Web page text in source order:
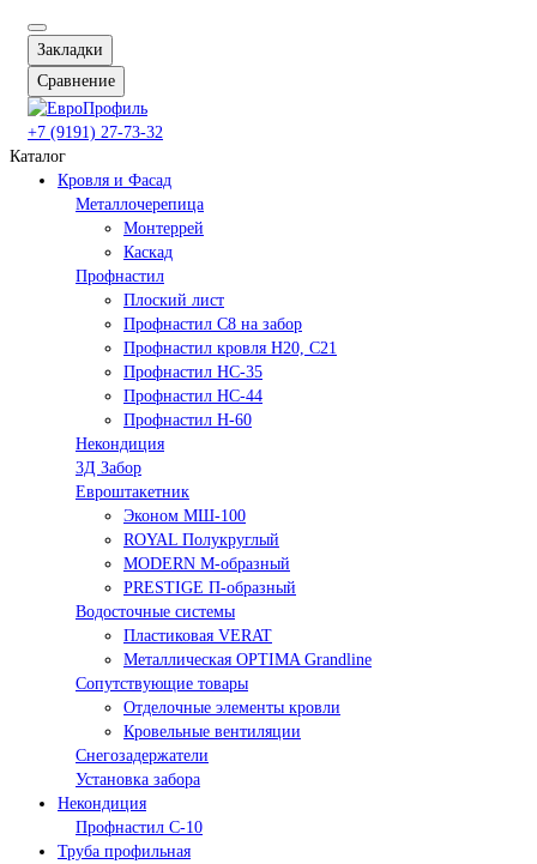
Закладки
Сравнение
+7 (9191) 27-73-32
Каталог
Кровля и Фасад
Металлочерепица
Монтеррей
Каскад
Профнастил
Плоский лист
Профнастил С8 на забор
Профнастил кровля Н20, С21
Профнастил НС-35
Профнастил НС-44
Профнастил Н-60
Некондиция
3Д Забор
Евроштакетник
Эконом МШ-100
ROYAL Полукруглый
MODERN М-образный
PRESTIGE П-образный
Водосточные системы
Пластиковая VERAT
Металлическая OPTIMA Grandline
Сопутствующие товары
Отделочные элементы кровли
Кровельные вентиляции
Снегозадержатели
Установка забора
Некондиция
Профнастил С-10
Труба профильная